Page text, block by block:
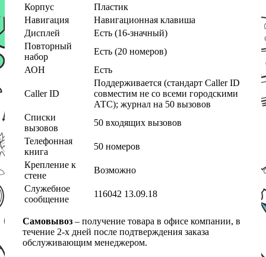
Корпус
Пластик
Навигация
Навигационная клавиша
Дисплей
Есть (16-значный)
Повторный
набор
Есть (20 номеров)
АОН
Есть
Caller ID
Поддерживается (стандарт Caller ID
совместим не со всеми городскими
АТС); журнал на 50 вызовов
Списки
вызовов
50 входящих вызовов
Телефонная
книга
50 номеров
Крепление к
стене
Возможно
Служебное
сообщение
116042 13.09.18
Самовывоз – получение товара в офисе компании, в
течение 2-х дней после подтверждения заказа
обслуживающим менеджером.